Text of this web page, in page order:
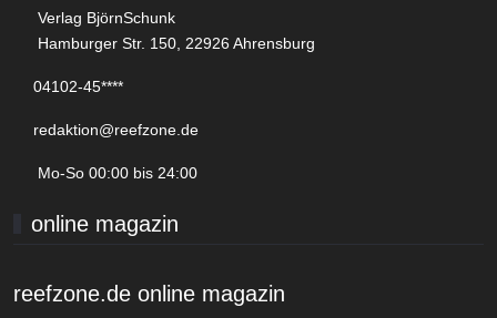
Verlag BjörnSchunk
Hamburger Str. 150, 22926 Ahrensburg
04102-45****
redaktion@reefzone.de
Mo-So 00:00 bis 24:00
online magazin
reefzone.de online magazin